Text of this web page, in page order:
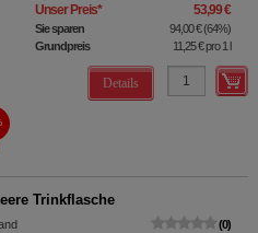
Unser Preis* 53,99 €
Sie sparen 94,00 €(64%)
Grundpreis
11,25 €pro 1 l
Details
Trinkflasche
0